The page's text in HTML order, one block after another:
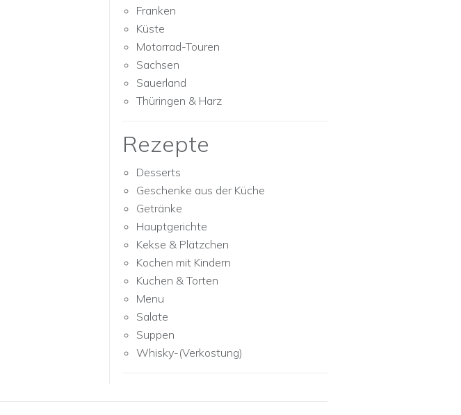
Franken
Küste
Motorrad-Touren
Sachsen
Sauerland
Thüringen & Harz
Rezepte
Desserts
Geschenke aus der Küche
Getränke
Hauptgerichte
Kekse & Plätzchen
Kochen mit Kindern
Kuchen & Torten
Menu
Salate
Suppen
Whisky-(Verkostung)